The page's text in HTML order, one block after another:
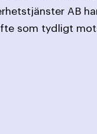
AB
som tydligt